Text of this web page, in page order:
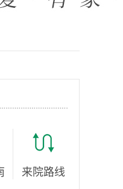
来院路线